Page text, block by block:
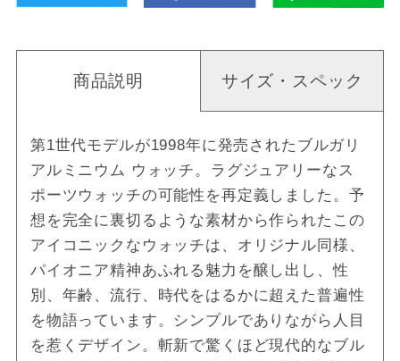
商品説明 サイズ・スペック
第1世代モデルが1998年に発売されたブルガリ
アルミニウム ウォッチ。ラグジュアリーなス
ポーツウォッチの可能性を再定義しました。予
想を完全に裏切るような素材から作られたこの
アイコニックなウォッチは、オリジナル同様、
パイオニア精神あふれる魅力を醸し出し、性
別、年齢、流行、時代をはるかに超えた普遍性
を物語っています。シンプルでありながら人目
を惹くデザイン。斬新で驚くほど現代的なブル